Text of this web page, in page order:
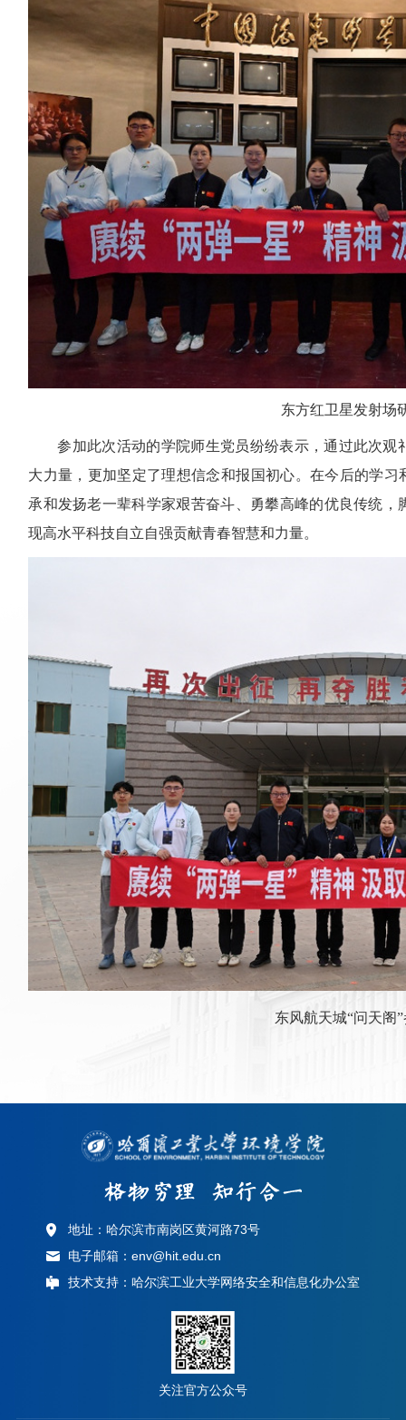
东方红卫星发射场
参加此次活动的学院师生党员纷纷表示，通过此次
大力量，更加坚定了理想信念和报国初心。在今后的学
承和发扬老一辈科学家艰苦奋斗、勇攀高峰的优良传统
现高水平科技自立自强贡献青春智慧和力量。
东风航天城“问天阁
地址：哈尔滨市南岗区黄河路73号
电子邮箱：env@hit.edu.cn
技术支持：哈尔滨工业大学网络安全和信息化办公室
关注官方公众号